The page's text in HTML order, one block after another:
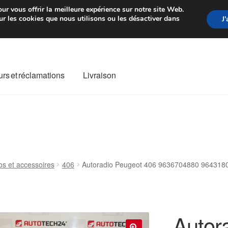
de 7 EUR Du lundi au
et réclamations Livraison
et accessoires 406 Autoradio Peugeot 406 9636704880
vous offrir la meilleure expérience sur notre site Web.
les cookies que nous utilisons ou les désactiver dans